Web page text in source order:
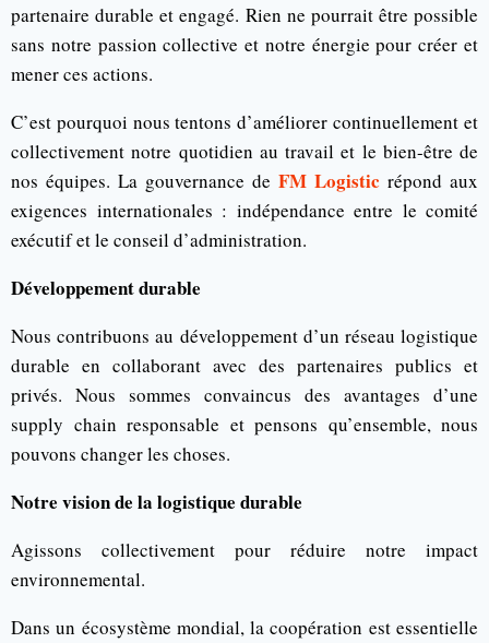
partenaire durable et engagé. Rien ne pourrait être possible
sans notre passion collective et notre énergie pour créer et
mener ces actions.
C’est pourquoi nous tentons d’améliorer continuellement et
collectivement notre quotidien au travail et le bien-être de
nos équipes. La gouvernance de FM Logistic répond aux
exigences internationales : indépendance entre le comité
exécutif et le conseil d’administration.
Développement durable
Nous contribuons au développement d’un réseau logistique
durable en collaborant avec des partenaires publics et
privés. Nous sommes convaincus des avantages d’une
supply chain responsable et pensons qu’ensemble, nous
pouvons changer les choses.
Notre vision de la logistique durable
Agissons collectivement pour réduire notre impact
environnemental.
Dans un écosystème mondial, la coopération est essentielle